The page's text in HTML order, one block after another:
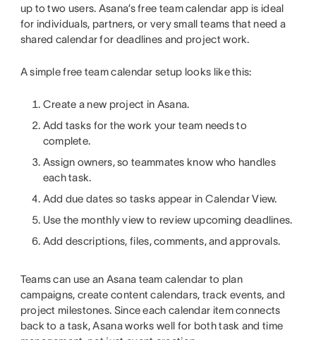
up to two users. Asana’s free team calendar app is ideal
for individuals, partners, or very small teams that need a
shared calendar for deadlines and project work.
A simple free team calendar setup looks like this:
Create a new project in Asana.
Add tasks for the work your team needs to
complete.
Assign owners, so teammates know who handles
each task.
Add due dates so tasks appear in Calendar View.
Use the monthly view to review upcoming deadlines.
Add descriptions, files, comments, and approvals.
Teams can use an Asana team calendar to plan
campaigns, create content calendars, track events, and
project milestones. Since each calendar item connects
back to a task, Asana works well for both task and time